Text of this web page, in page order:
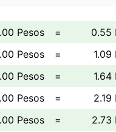
Pesos =
0.55
Pesos
=
1.09
Pesos
=
1.64
Pesos
=
2.19
Pesos
=
2.73